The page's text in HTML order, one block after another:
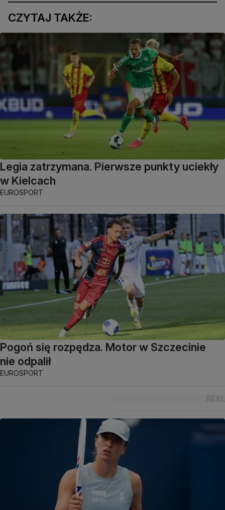
CZYTAJ TAKŻE:
Legia zatrzymana. Pierwsze punkty uciekły
w Kielcach
EUROSPORT
Pogoń się rozpędza. Motor w Szczecinie
nie odpalił
EUROSPORT